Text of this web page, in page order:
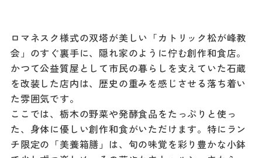
ロマネスク様式の双塔が美しい「カトリック松が峰教
会」のすぐ裏手に、隠れ家のように佇む創作和食店。
かつて公益質屋として市民の暮らしを支えていた石蔵
を改装した店内は、歴史の重みを感じさせる落ち着い
た雰囲気です。
ここでは、栃木の野菜や発酵食品をたっぷりと使っ
た、身体に優しい創作和食がいただけます。特にラン
チ限定の「美養箱膳」は、旬の味覚を彩り豊かな小鉢